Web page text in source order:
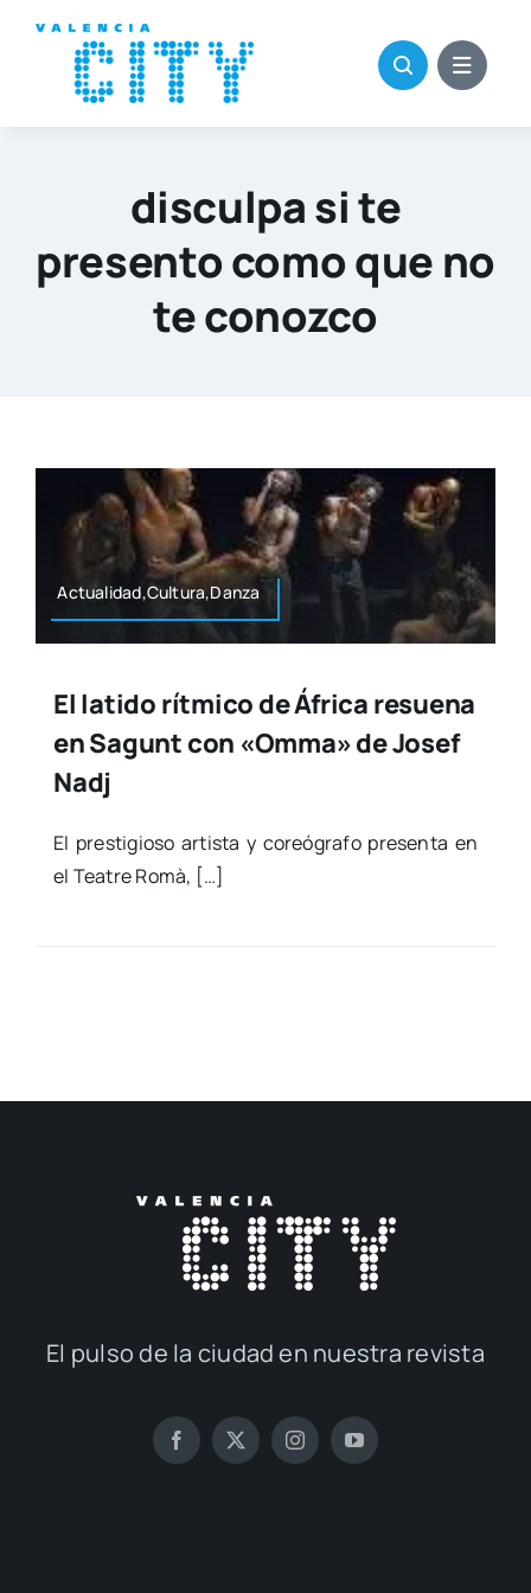
contenido
disculpa si te
presento como que no
te conozco
Actualidad,Cultura,Danza
El latido rítmico de África resuena
en Sagunt con «Omma» de Josef
Nadj
El pres­ti­gio­so artis­ta y coreó­gra­fo pre­sen­ta en
el Tea­tre Romà, […]
El pul­so de la ciu­dad en nues­tra revis­ta